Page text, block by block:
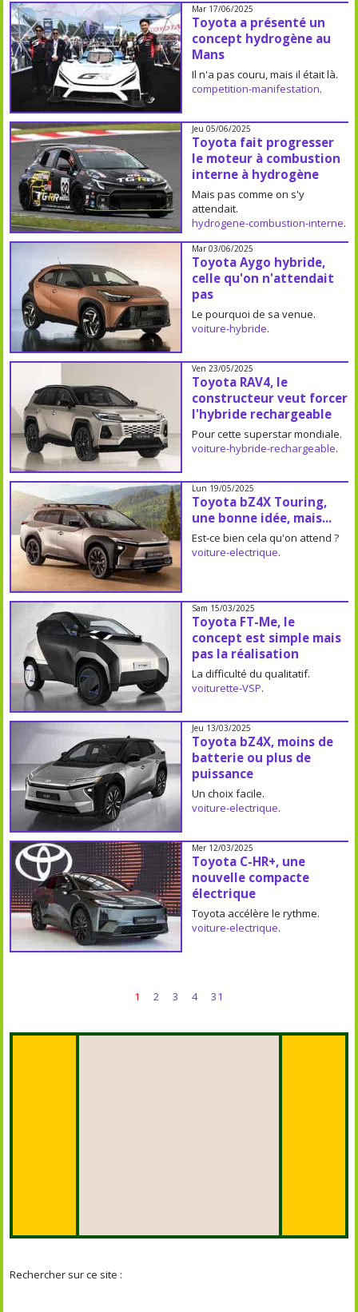
Mar 17/06/2025
Toyota a présenté un
concept hydrogène au
Mans
Il n'a pas couru, mais il était là.
competition-manifestation.
Jeu 05/06/2025
Toyota fait progresser
le moteur à combustion
interne à hydrogène
Mais pas comme on s'y
attendait.
hydrogene-combustion-interne.
Mar 03/06/2025
Toyota Aygo hybride,
celle qu'on n'attendait
pas
Le pourquoi de sa venue.
voiture-hybride.
Ven 23/05/2025
Toyota RAV4, le
constructeur veut forcer
l'hybride rechargeable
Pour cette superstar mondiale.
voiture-hybride-rechargeable.
Lun 19/05/2025
Toyota bZ4X Touring,
une bonne idée, mais...
Est-ce bien cela qu'on attend ?
voiture-electrique.
Sam 15/03/2025
Toyota FT-Me, le
concept est simple mais
pas la réalisation
La difficulté du qualitatif.
voiturette-VSP.
Jeu 13/03/2025
Toyota bZ4X, moins de
batterie ou plus de
puissance
Un choix facile.
voiture-electrique.
Mer 12/03/2025
Toyota C-HR+, une
nouvelle compacte
électrique
Toyota accélère le rythme.
voiture-electrique.
1 2 3 4 31
Rechercher sur ce site :